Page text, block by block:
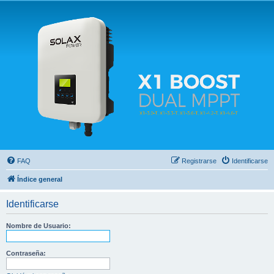
Solax FAQ
Lugar para intercambiar dudas sobre inversores solares Solax y temas relacionados.
FAQ Identificarse
Registrarse
Índice general
Identificarse
Nombre de Usuario:
Contraseña: